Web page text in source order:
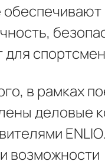
обеспечивают
в рамках
деловые
возможности